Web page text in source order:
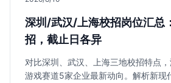
深圳/武汉/上海校招岗位汇总
招，截止日各异
对比深圳、武汉、上海三地校招特点，
游戏赛道5家企业最新动向。解析新现